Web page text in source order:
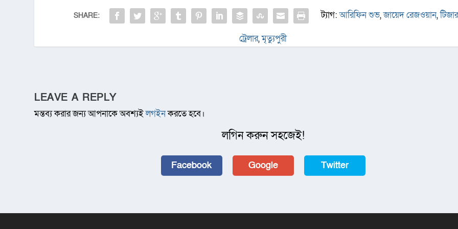
SHARE: ট্যাগ:আরিফিন শুভ,জায়েদ রেজওয়ান,
ট্রেলার,মৃত্যুপুরী
LEAVE A REPLY
মন্তব্য করার জন্য আপনাকে অবশ্যইলগইনকরতে হবে।
লগিন করুন সহজেই!
Facebook Google Twitter